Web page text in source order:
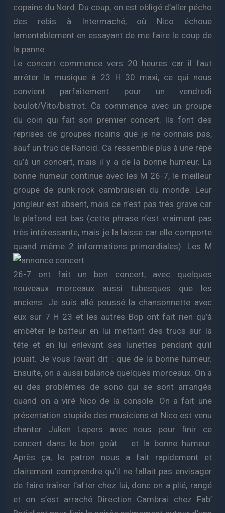
copains du Nord. Du coup, on est obligé d’aller pécho
des rebis à Intermaché, où Nico échoue
lamentablement en essayant de me faire le coup de
la panne.
Le concert commence vers 20 heures car il faut
arrêter la musique à 23 H 30 maxi, ce qui nous
convient parfaitement pour un vendredi
boulot/Vito/bistrot. Ca commence avec un groupe
du coin qui fait son premier concert. Ils font des
reprises de groupes ricains que je ne connais pas,
sauf un truc de Rancid. Ca ressemble plus à une répé
qu’à un concert, mais il y a de la bonne humeur. La
bonne humeur continue avec les M 26-7, le meilleur
groupe de punk-rock cambraisien du monde. Leur
jongleur est absent, mais ce n’est pas très grave car
le plafond est bas (cette phrase n’est vraiment pas
très intéressante, mais je la laisse car elle comporte
quand même 2 informations primordiales). Les M
26-7 ont fait un bon concert, avec quelques
nouveaux morceaux aussi tubesques que les
anciens. Je suis allé poussé la chansonnette avec
eux sur 7 H 23 et les autres Bop ont fait rien qu’à
embêter le batteur en lui mettant des trucs sur la
tête et en lui enlevant ses lunettes pendant qu’il
jouait. Je vous l’avait dit : que de la bonne humeur.
Ensuite, on a aussi balancé quelques morceaux. On a
eu des problèmes de sono qui se sont arrangés
quand on a viré Nico de la console. On a fait une
présentation stupide des musiciens et Nico est venu
chanter Julien Lepers avec nous pour finir ce
concert dans le bon goût … et la bonne humeur.
Après ça, le patron nous a fait rapidement et
clairement comprendre qu’il ne fallait pas envisager
de faire traîner l’after chez lui, donc on a plié, rangé
et on s’est arraché Direction Cambrai chez Fab’